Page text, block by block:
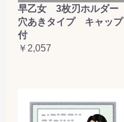
早乙女 3枚刃ホルダー
穴あきタイプ キャップ
付
￥2,057